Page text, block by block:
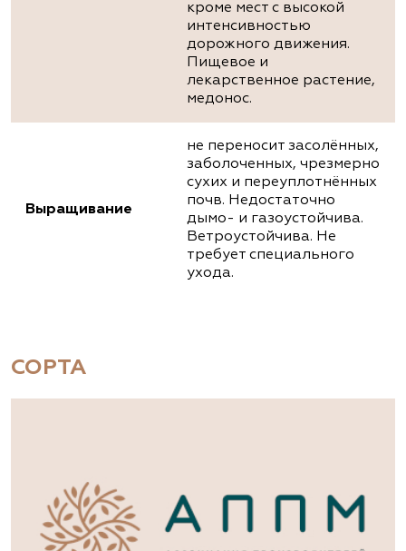
кроме мест с высокой
интенсивностью
дорожного движения.
Пищевое и
лекарственное растение,
медонос.
Выращивание
не переносит засолённых,
заболоченных, чрезмерно
сухих и переуплотнённых
почв. Недостаточно
дымо- и газоустойчива.
Ветроустойчива. Не
требует специального
ухода.
СОРТА